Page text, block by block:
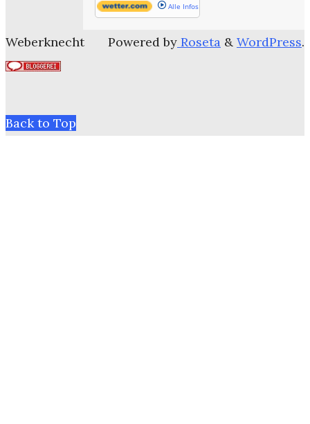
Alle Infos
Powered by Roseta & WordPress.
Weberknecht
Back to Top